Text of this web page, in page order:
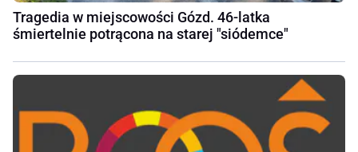
Tragedia w miejscowości Gózd. 46-latka
śmiertelnie potrącona na starej "siódemce"